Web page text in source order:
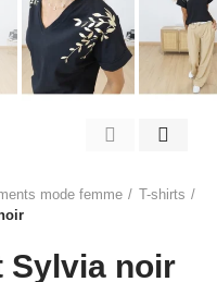
mode femme
T-shirts
Sylvia noir